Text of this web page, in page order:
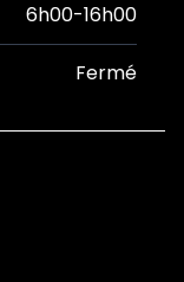
6h00-16h00
Fermé